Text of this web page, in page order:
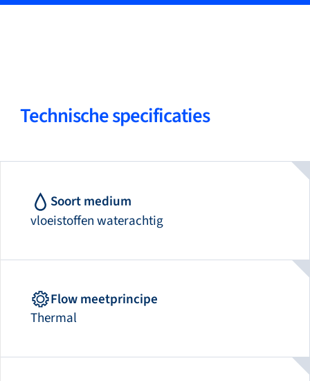
Technische specificaties
Soort medium
vloeistoffen waterachtig
Flow meetprincipe
Thermal